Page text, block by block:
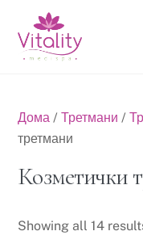
content
Дома /Третмани /
третмани
Козметички
Showing all 14